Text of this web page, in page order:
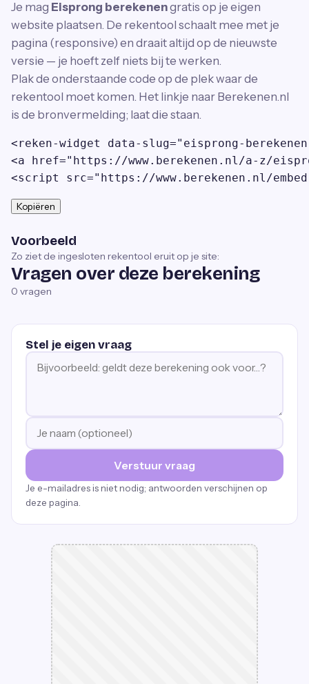
Je mag Eisprong berekenengratis op je eigen
website plaatsen. De rekentool schaalt mee met je
pagina (responsive) en draait altijd op de nieuwste
versie — je hoeft zelf niets bij te werken.
Plak de onderstaande code op de plek waar de
rekentool moet komen. Het linkje naar Berekenen.nl
is de bronvermelding; laat die staan.
<reken-widget data-slug="eisprong-
<a href="https://www.berekenen.nl/a-z/
<script src="https://www.berekenen.nl/
Kopiëren
Voorbeeld
Zo ziet de ingesloten rekentool eruit op je site:
Vragen over deze berekening
0 vragen
Stel je eigen vraag
Verstuur vraag
Je e-mailadres is niet nodig; antwoorden verschijnen op
deze pagina.